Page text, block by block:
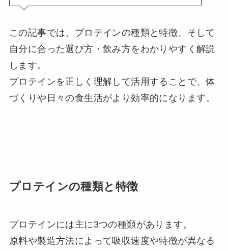
この記事では、プロテインの種類と特徴、そして
自分に合った選び方・飲み方をわかりやすく解説
します。
プロテインを正しく理解して活用することで、体
づくりや日々の食生活がより効率的になります。
プロテインの種類と特徴
プロテインには主に3つの種類があります。
原料や製造方法によって吸収速度や特徴が異なる